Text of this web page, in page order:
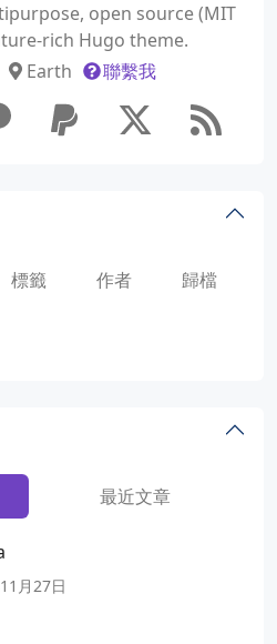
open source (MIT
rich Hugo theme.
Earth 聯繫我
標籤 作者 歸檔
最近文章
月27日